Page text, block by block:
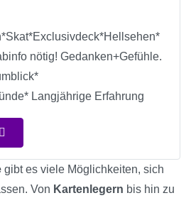
nötig! Gedanken+Gefühle.
Langjährige Erfahrung
gibt es viele Möglichkeiten, sich
Von Kartenlegern bis hin zu